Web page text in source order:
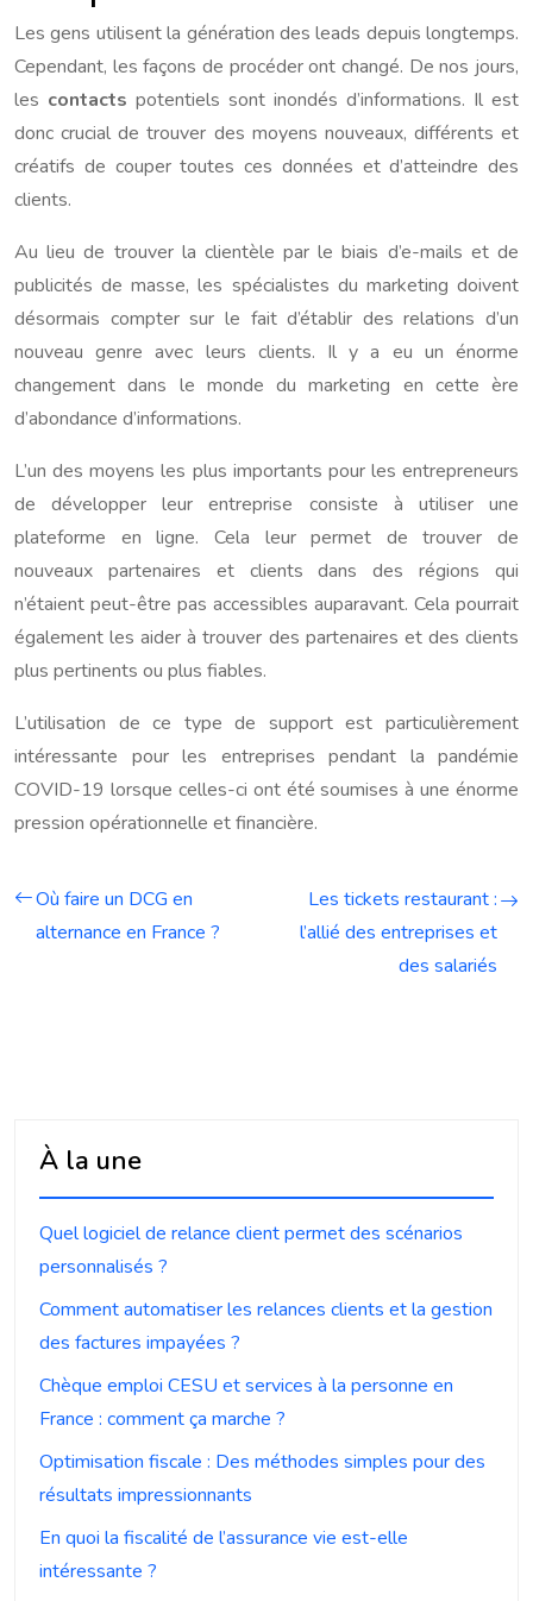
Les gens utilisent la génération des leads depuis longtemps.
Cependant, les façons de procéder ont changé. De nos jours,
les contacts potentiels sont inondés d’informations. Il est
donc crucial de trouver des moyens nouveaux, différents et
créatifs de couper toutes ces données et d’atteindre des
clients.
Au lieu de trouver la clientèle par le biais d’e-mails et de
publicités de masse, les spécialistes du marketing doivent
désormais compter sur le fait d’établir des relations d’un
nouveau genre avec leurs clients. Il y a eu un énorme
changement dans le monde du marketing en cette ère
d’abondance d’informations.
L’un des moyens les plus importants pour les entrepreneurs
de développer leur entreprise consiste à utiliser une
plateforme en ligne. Cela leur permet de trouver de
nouveaux partenaires et clients dans des régions qui
n’étaient peut-être pas accessibles auparavant. Cela pourrait
également les aider à trouver des partenaires et des clients
plus pertinents ou plus fiables.
L’utilisation de ce type de support est particulièrement
intéressante pour les entreprises pendant la pandémie
COVID-19 lorsque celles-ci ont été soumises à une énorme
pression opérationnelle et financière.
Où faire un DCG en
alternance en France ?
Les tickets restaurant :
l’allié des entreprises et
des salariés
À la une
Quel logiciel de relance client permet des scénarios
personnalisés ?
Comment automatiser les relances clients et la gestion
des factures impayées ?
Chèque emploi CESU et services à la personne en
France : comment ça marche ?
Optimisation fiscale : Des méthodes simples pour des
résultats impressionnants
En quoi la fiscalité de l’assurance vie est-elle
intéressante ?